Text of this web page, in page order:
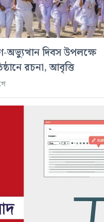
দিবস উপলক্ষে
রচনা, আবৃত্তি